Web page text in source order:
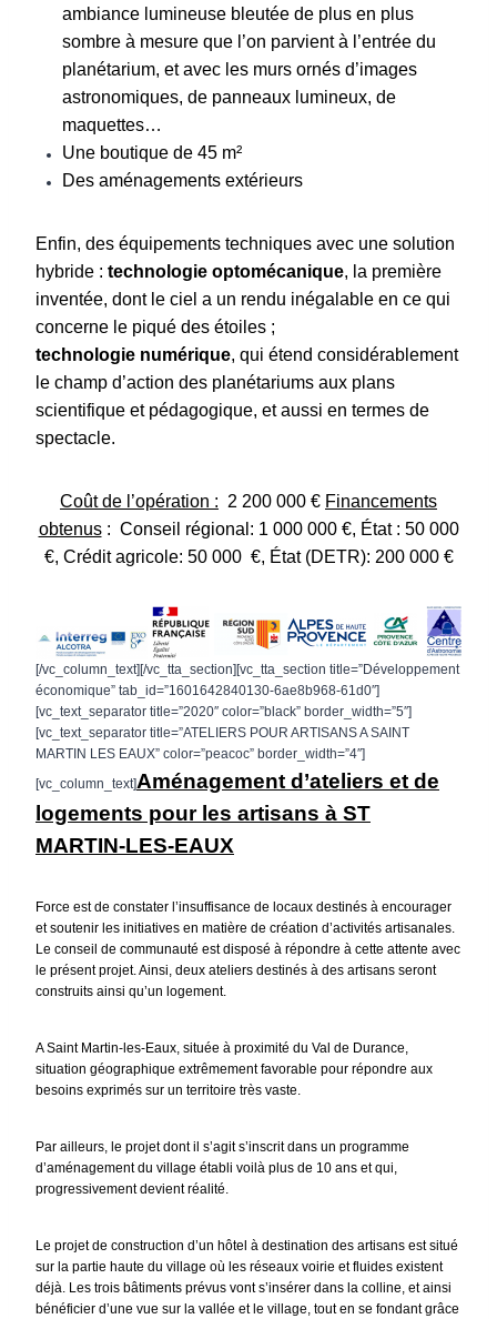
ambiance lumineuse bleutée de plus en plus
sombre à mesure que l’on parvient à l’entrée du
planétarium, et avec les murs ornés d’images
astronomiques, de panneaux lumineux, de
maquettes…
Une boutique de 45 m²
Des aménagements extérieurs
Enfin, des équipements techniques avec une solution
hybride : technologie optomécanique, la première
inventée, dont le ciel a un rendu inégalable en ce qui
concerne le piqué des étoiles ;
technologie numérique, qui étend considérablement
le champ d’action des planétariums aux plans
scientifique et pédagogique, et aussi en termes de
spectacle.
Coût de l’opération : 2 200 000 € Financements
obtenus: Conseil régional: 1 000 000 €, État : 50 000
€, Crédit agricole: 50 000 €, État (DETR): 200 000 €
[/vc_column_text][/vc_tta_section][vc_tta_section title=”Développement
économique” tab_id=”1601642840130-6ae8b968-61d0″]
[vc_text_separator title=”2020″ color=”black” border_width=”5″]
[vc_text_separator title=”ATELIERS POUR ARTISANS A SAINT
MARTIN LES EAUX” color=”peacoc” border_width=”4″]
[vc_column_text]Aménagement d’ateliers et de
logements pour les artisans à ST
MARTIN-LES-EAUX
Force est de constater l’insuffisance de locaux destinés à encourager
et soutenir les initiatives en matière de création d’activités artisanales.
Le conseil de communauté est disposé à répondre à cette attente avec
le présent projet. Ainsi, deux ateliers destinés à des artisans seront
construits ainsi qu’un logement.
A Saint Martin-les-Eaux, située à proximité du Val de Durance,
situation géographique extrêmement favorable pour répondre aux
besoins exprimés sur un territoire très vaste.
Par ailleurs, le projet dont il s’agit s’inscrit dans un programme
d’aménagement du village établi voilà plus de 10 ans et qui,
progressivement devient réalité.
Le projet de construction d’un hôtel à destination des artisans est situé
sur la partie haute du village où les réseaux voirie et fluides existent
déjà. Les trois bâtiments prévus vont s’insérer dans la colline, et ainsi
bénéficier d’une vue sur la vallée et le village, tout en se fondant grâce